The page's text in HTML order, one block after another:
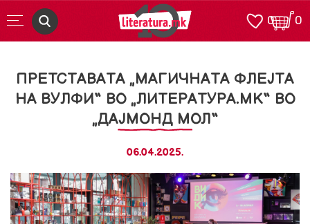
0
0
ПРЕТСТАВАТА „МАГИЧНАТА ФЛЕЈТА
НА ВУЛФИ“ ВО „ЛИТЕРАТУРА.МК“ ВО
„ДАЈМОНД МОЛ“
06.04.2025.